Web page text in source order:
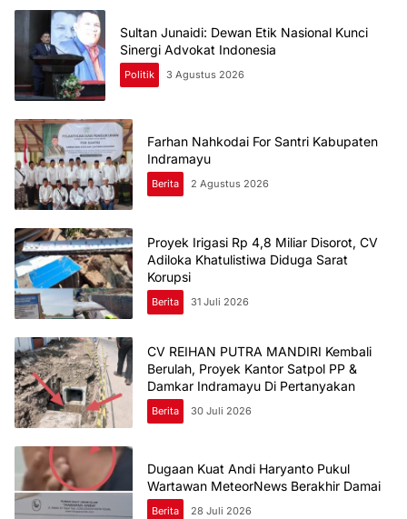
Sultan Junaidi: Dewan Etik Nasional Kunci
Sinergi Advokat Indonesia
Politik 3 Agustus 2026
Farhan Nahkodai For Santri Kabupaten
Indramayu
Berita 2 Agustus 2026
Proyek Irigasi Rp 4,8 Miliar Disorot, CV
Adiloka Khatulistiwa Diduga Sarat
Korupsi
Berita 31 Juli 2026
CV REIHAN PUTRA MANDIRI Kembali
Berulah, Proyek Kantor Satpol PP &
Damkar Indramayu Di Pertanyakan
Berita 30 Juli 2026
Dugaan Kuat Andi Haryanto Pukul
Wartawan MeteorNews Berakhir Damai
Berita 28 Juli 2026